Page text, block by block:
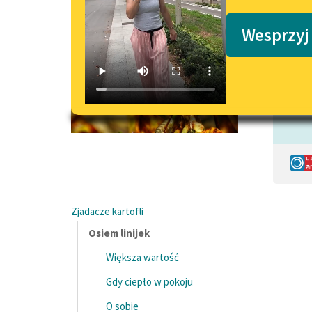
Zjadacze kartofli
Osiem linijek
Większa wartość
Gdy ciepło w pokoju
O sobie